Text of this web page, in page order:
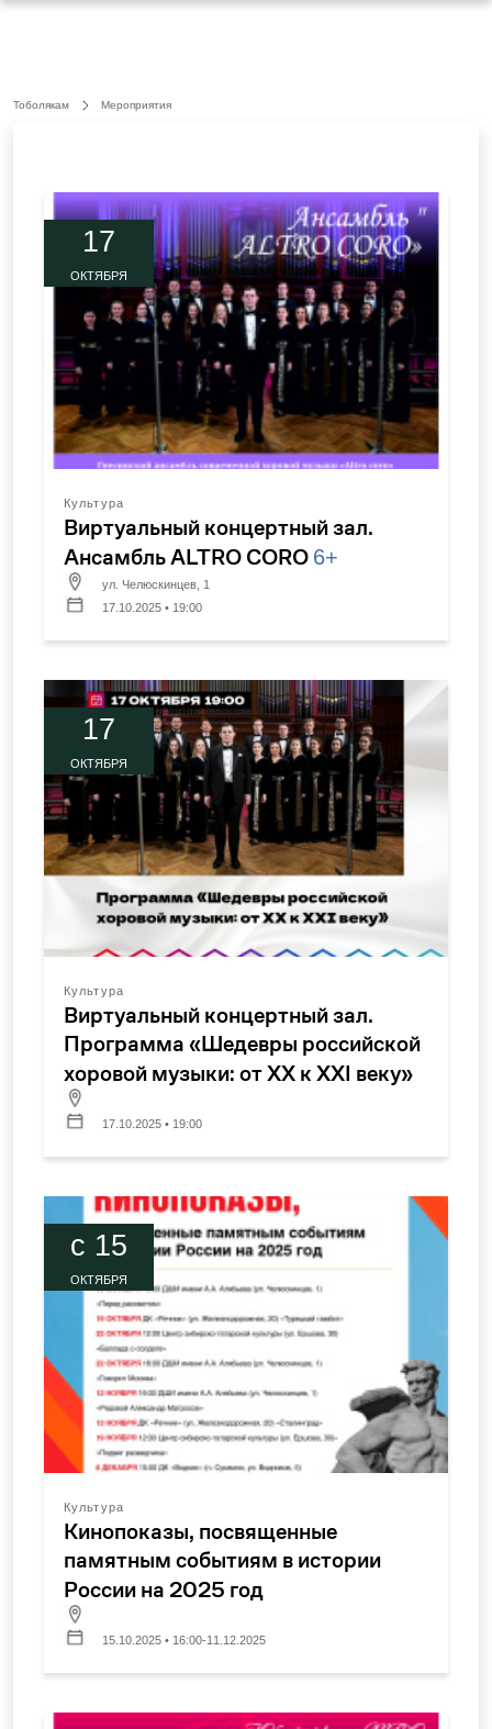
Тоболякам Мероприятия
17
ОКТЯБРЯ
Культура
Виртуальный концертный зал.
Ансамбль ALTRO CORO 6+
ул. Челюскинцев, 1
17.10.2025 • 19:00
17
ОКТЯБРЯ
Культура
Виртуальный концертный зал.
Программа «Шедевры российской
хоровой музыки: от XX к XXI веку»
17.10.2025 • 19:00
c 15
ОКТЯБРЯ
Культура
Кинопоказы, посвященные
памятным событиям в истории
России на 2025 год
15.10.2025 • 16:00-11.12.2025